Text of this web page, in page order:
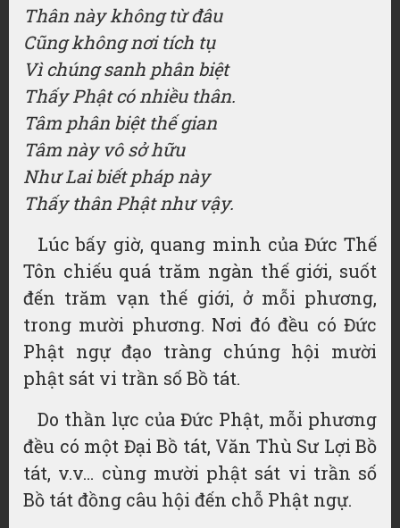
Thân này không từ đâu
Cũng không nơi tích tụ
Vì chúng sanh phân biệt
Thấy Phật có nhiều thân.
Tâm phân biệt thế gian
Tâm này vô sở hữu
Như Lai biết pháp này
Thấy thân Phật như vậy.
Lúc bấy giờ, quang minh của Đức Thế
Tôn chiếu quá trăm ngàn thế giới, suốt
đến trăm vạn thế giới, ở mỗi phương,
trong mười phương. Nơi đó đều có Đức
Phật ngự đạo tràng chúng hội mười
phật sát vi trần số Bồ tát.
Do thần lực của Đức Phật, mỗi phương
đều có một Đại Bồ tát, Văn Thù Sư Lợi Bồ
tát, v.v… cùng mười phật sát vi trần số
Bồ tát đồng câu hội đến chỗ Phật ngự.